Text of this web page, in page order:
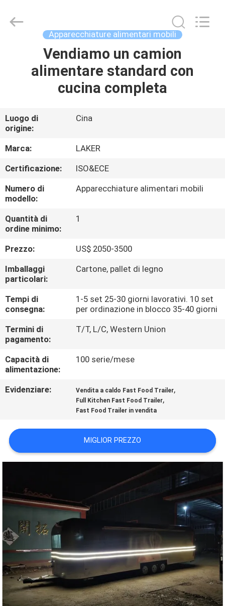
PRODOTTI
CHI
SIAMO
FATORY
TOUR
CONTROLLO
DI
QUALITÀ
CONTATTACI
NOTIZIE
MAPPA
DEL
INFORMATIVA
SULLA
PRIVACY
LAKER
AUTOPARTS
Apparecchiature alimentari mobili
Vendiamo un camion
alimentare standard con
cucina completa
Luogo di
origine:
Cina
Marca:
LAKER
Certificazione:
ISO&ECE
Numero di
modello:
Apparecchiature alimentari mobili
Quantità di
ordine minimo:
1
Prezzo:
US$ 2050-3500
Imballaggi
particolari:
Cartone, pallet di legno
Tempi di
consegna:
1-5 set 25-30 giorni lavorativi. 10 set
per ordinazione in blocco 35-40 giorni
Termini di
pagamento:
T/T, L/C, Western Union
Capacità di
alimentazione:
100 serie/mese
Evidenziare: Vendita a caldo Fast Food Trailer,
Full Kitchen Fast Food Trailer,
Fast Food Trailer in vendita
MIGLIOR PREZZO